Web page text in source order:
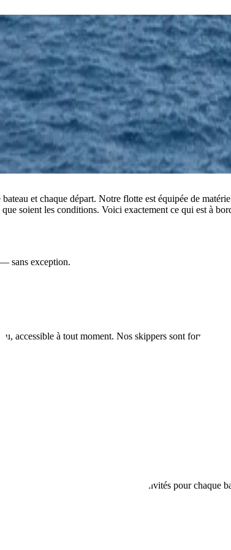
et chaque départ. Notre flotte est équipée de
soient les conditions. Voici exactement ce qui est à
sans exception.
accessible à tout moment. Nos skippers sont formés à
correspondent à la limite stricte d'invités pour chaque